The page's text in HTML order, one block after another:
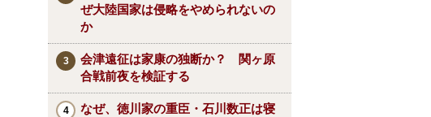
ぜ大陸国家は侵略をやめられないの
か
会津遠征は家康の独断か？ 関ヶ原
合戦前夜を検証する
なぜ、徳川家の重臣・石川数正は寝